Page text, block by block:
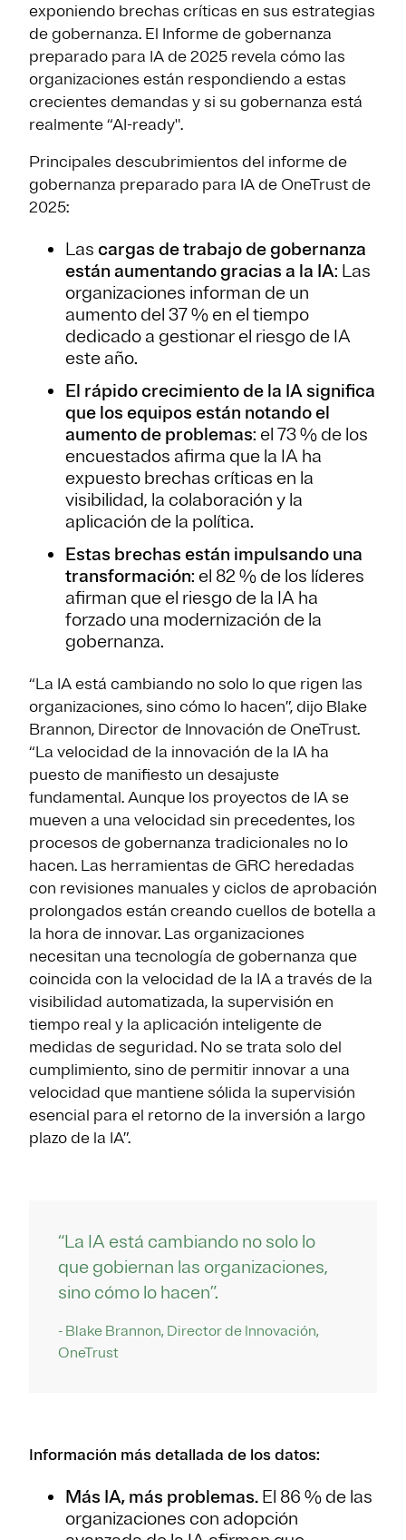
exponiendo brechas críticas en sus estrategias
de gobernanza. El Informe de gobernanza
preparado para IA de 2025 revela cómo las
organizaciones están respondiendo a estas
crecientes demandas y si su gobernanza está
realmente “AI-ready".
Principales descubrimientos del informe de
gobernanza preparado para IA de OneTrust de
2025:
Las cargas de trabajo de gobernanza
están aumentando gracias a la IA: Las
organizaciones informan de un
aumento del 37 % en el tiempo
dedicado a gestionar el riesgo de IA
este año.
El rápido crecimiento de la IA significa
que los equipos están notando el
aumento de problemas: el 73 % de los
encuestados afirma que la IA ha
expuesto brechas críticas en la
visibilidad, la colaboración y la
aplicación de la política.
Estas brechas están impulsando una
transformación: el 82 % de los líderes
afirman que el riesgo de la IA ha
forzado una modernización de la
gobernanza.
“La IA está cambiando no solo lo que rigen las
organizaciones, sino cómo lo hacen”, dijo Blake
Brannon, Director de Innovación de OneTrust.
“La velocidad de la innovación de la IA ha
puesto de manifiesto un desajuste
fundamental. Aunque los proyectos de IA se
mueven a una velocidad sin precedentes, los
procesos de gobernanza tradicionales no lo
hacen. Las herramientas de GRC heredadas
con revisiones manuales y ciclos de aprobación
prolongados están creando cuellos de botella a
la hora de innovar. Las organizaciones
necesitan una tecnología de gobernanza que
coincida con la velocidad de la IA a través de la
visibilidad automatizada, la supervisión en
tiempo real y la aplicación inteligente de
medidas de seguridad. No se trata solo del
cumplimiento, sino de permitir innovar a una
velocidad que mantiene sólida la supervisión
esencial para el retorno de la inversión a largo
plazo de la IA”.
“La IA está cambiando no solo lo
que gobiernan las organizaciones,
sino cómo lo hacen”.
- Blake Brannon, Director de Innovación,
OneTrust
Información más detallada de los datos:
Más IA, más problemas. El 86 % de las
organizaciones con adopción